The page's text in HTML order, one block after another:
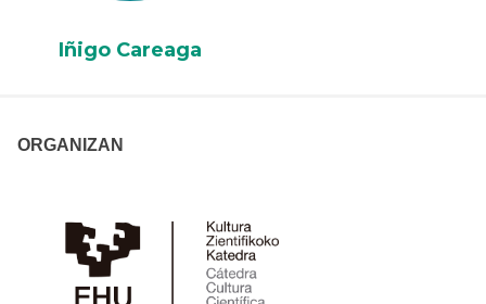
Iñigo Careaga
ORGANIZAN